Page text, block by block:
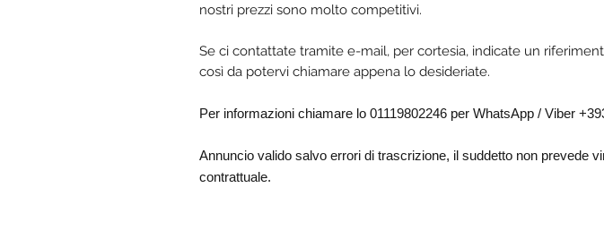
nostri prezzi sono molto competitivi.
Se ci contattate tramite e-mail, per cortesia, indicate un
così da potervi chiamare appena lo desideriate.
Per informazioni chiamare lo 01119802246 per WhatsApp / Viber
Annuncio valido salvo errori di trascrizione, il suddetto non prevede
contrattuale.